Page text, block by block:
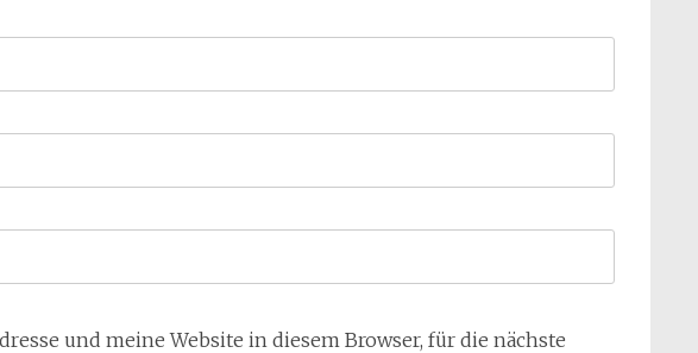
und meine Website in diesem Browser, für die nächste